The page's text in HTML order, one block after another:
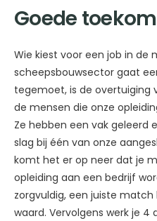
Goede
Wie kiest voor een job in
scheepsbouwsector gaat
tegemoet, is de overtuiging
de mensen die onze
Ze hebben een vak geleerd
slag bij één van onze
komt het er op neer dat je
opleiding aan een bedrijf
zorgvuldig, een juiste match
waard. Vervolgens werk je 4